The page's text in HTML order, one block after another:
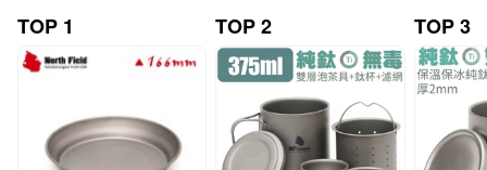
TOP 1
TOP 2 TOP 3